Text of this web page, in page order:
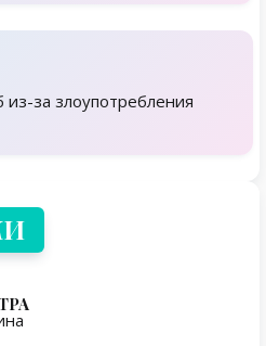
за злоупотребления